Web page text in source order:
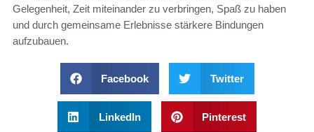
Gelegenheit, Zeit miteinander zu verbringen, Spaß zu haben
und durch gemeinsame Erlebnisse stärkere Bindungen
aufzubauen.
Facebook Twitter
LinkedIn Pinterest